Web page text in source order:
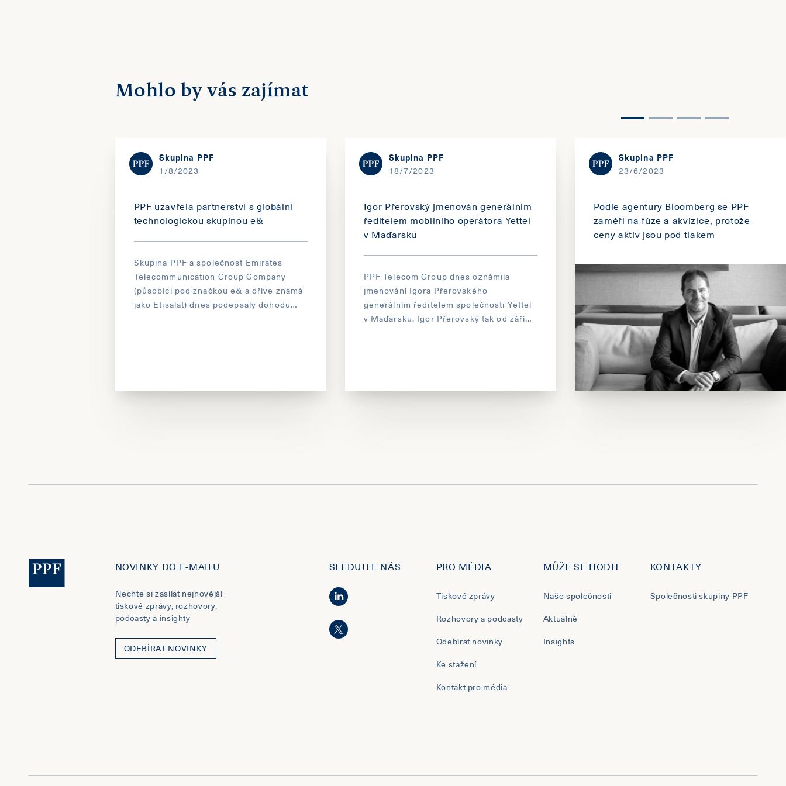
Mohlo by vás zajímat
Skupina PPF
1/8/2023
PPF uzavřela partnerství s globální
technologickou skupinou e&
Skupina PPF a společnost Emirates
Telecommunication Group Company
(působící pod značkou e& a dříve známá
jako Etisalat) dnes podepsaly dohodu
Skupina PPF
18/7/2023
Igor Přerovský jmenován generálním
ředitelem mobilního operátora Yettel
v Maďarsku
PPF Telecom Group dnes oznámila
jmenování Igora Přerovského
generálním ředitelem společnosti Yettel
v Maďarsku. Igor Přerovský tak od září
Skupina PPF
23/6/2023
Podle agentury Bloomberg se PPF
zaměří na fúze a akvizice, protože
ceny aktiv jsou pod tlakem
NOVINKY DO E-MAILU
Nechte si zasílat nejnovější
tiskové zprávy, rozhovory,
podcasty a insighty
ODEBÍRAT NOVINKY
SLEDUJTE NÁS PRO MÉDIA
Tiskové zprávy
Rozhovory a podcasty
Odebírat novinky
Ke stažení
Kontakt pro média
MŮŽE SE HODIT
Naše společnosti
Aktuálně
Insights
KONTAKTY
Společnosti skupiny PPF